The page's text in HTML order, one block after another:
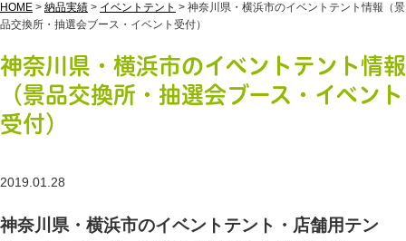
HOME > 納品実績 > イベントテント > 神奈川県・横浜市のイベントテント情報（景
品交換所・抽選会ブース・イベント受付）
神奈川県・横浜市のイベントテント情報
（景品交換所・抽選会ブース・イベント
受付）
2019.01.28
神奈川県・横浜市のイベントテント・店舗用テン